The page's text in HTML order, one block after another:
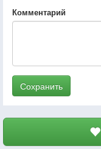
Комментарий
Сохранить